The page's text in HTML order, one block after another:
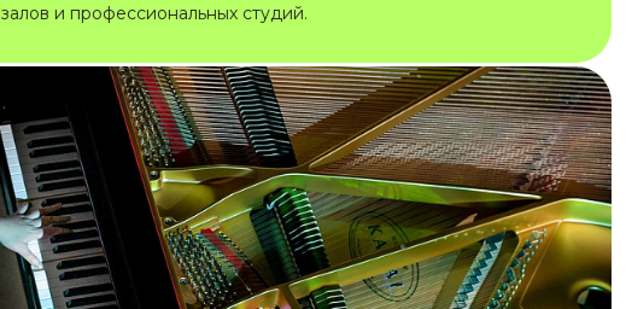
залов и профессиональных студий.